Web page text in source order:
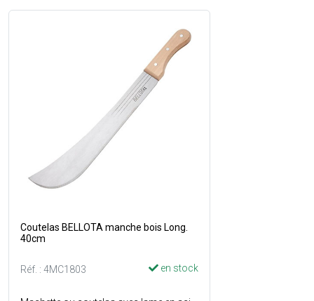
Coutelas BELLOTA manche bois Long.
40cm
Réf. : 4MC1803 en stock